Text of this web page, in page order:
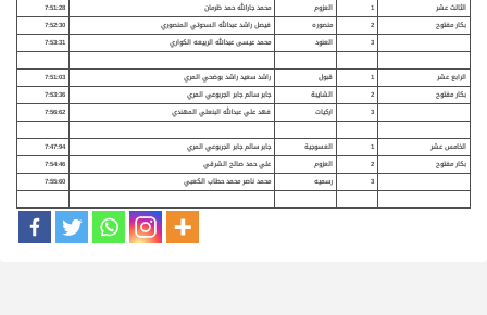
الثالث عشر 1 العزوم محمد جارالله حمد ظرمان
7:51:28
بكار مفتوح
2 منصوره فيصل راشد عبدالله السحوتي المنصوري
7:52:30
3
العنود محمد عيسى عبدالله الربيعه الكواري 7:53:31
الرابع عشر 1 قبول راشد سعيد راشد بوضحي المري
7:51:03
بكار مفتوح
2 الشايبة جابر سالم جابر الجربوعي المري
7:53:36
3
اركيات فهد علي عبدالله البنعلي المهندي 7:56:62
الخامس عشر 1 العسوجية جابر سالم جابر الجربوعي المري
7:47:94
بكار مفتوح
2 العزوم علي حمد صالح الشرقي
7:54:46
3
رسميه محمد ناصر محمد حطاب الكعبي 7:55:60